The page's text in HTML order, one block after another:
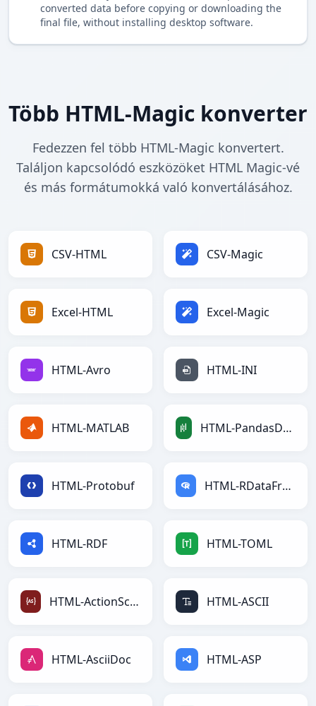
converted data before copying or downloading the
final file, without installing desktop software.
Több HTML-Magic konverter
Fedezzen fel több HTML-Magic konvertert.
Találjon kapcsolódó eszközöket HTML Magic-vé
és más formátumokká való konvertálásához.
CSV-HTML CSV-Magic
Excel-HTML Excel-Magic
HTML-Avro HTML-INI
HTML-MATLAB HTML-PandasDataFrame
HTML-Protobuf HTML-RDataFrame
HTML-RDF HTML-TOML
HTML-ActionScript HTML-ASCII
HTML-AsciiDoc HTML-ASP